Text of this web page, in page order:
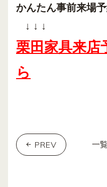
かんたん事前来場
↓ ↓ ↓
栗田家具来店
ら
PREV 一